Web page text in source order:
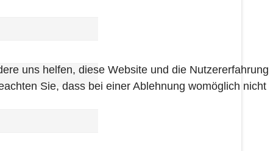
uns helfen, diese Website und die Nutzererfahrung
Sie, dass bei einer Ablehnung womöglich nicht